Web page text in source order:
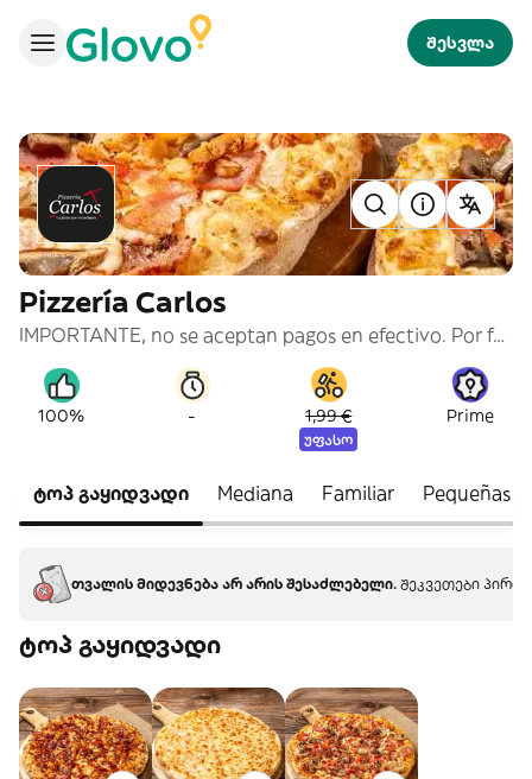
შესვლა
Pizzería Carlos
IMPORTANTE, no se aceptan pagos en efectivo. Por favor no elegir esta modalidad
100% - 1,99 €
უფასო
Prime
ტოპ გაყიდვადი Mediana Familiar Pequeñas
თვალის მიდევნება არ არის შესაძლებელი. შეკვეთები
ტოპ გაყიდვადი